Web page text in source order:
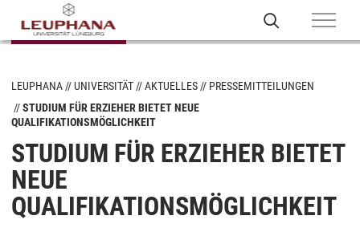
LEUPHANA UNIVERSITÄT AKTUELLES
PRESSEMITTEILUNGEN
STUDIUM FÜR ERZIEHER BIETET NEUE
QUALIFIKATIONSMÖGLICHKEIT
STUDIUM FÜR ERZIEHER BIETET
NEUE
QUALIFIKATIONSMÖGLICHKEIT